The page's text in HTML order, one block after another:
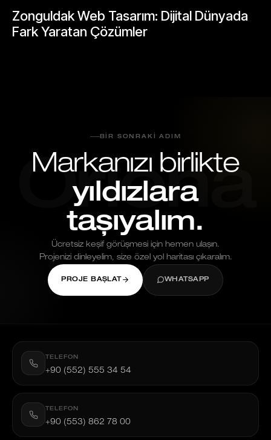
Zonguldak Web Tasarım: Dijital Dünyada
Fark Yaratan Çözümler
Oriona
BIR SONRAKI ADIM
Markanızı birlikte
yıldızlara
taşıyalım.
Ücretsiz keşif görüşmesi için hemen ulaşın.
Projenizi dinleyelim, size özel yol haritası çıkaralım.
PROJE BAŞLAT WHATSAPP
TELEFON
+90 (552) 555 34 54
TELEFON
+90 (553) 862 78 00